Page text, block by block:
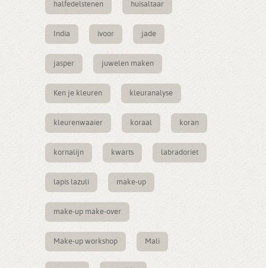
halfedelstenen huisaltaar
India ivoor jade
jasper juwelen maken
Ken je kleuren kleuranalyse
kleurenwaaier koraal koran
kornalijn kwarts labradoriet
lapis lazuli make-up
make-up make-over
Make-up workshop Mali